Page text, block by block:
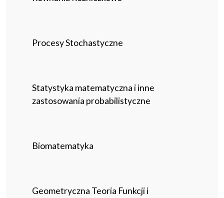
Procesy Stochastyczne
Statystyka matematyczna i inne
zastosowania probabilistyczne
Biomatematyka
Geometryczna Teoria Funkcji i